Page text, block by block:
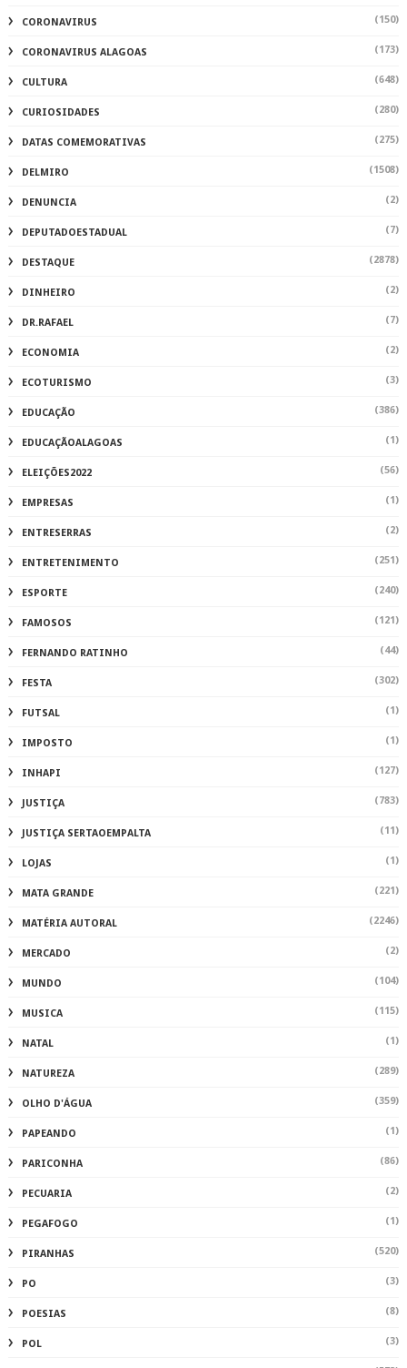
CORONAVIRUS (150)
CORONAVIRUS ALAGOAS (173)
CULTURA (648)
CURIOSIDADES (280)
DATAS COMEMORATIVAS (275)
DELMIRO (1508)
DENUNCIA (2)
DEPUTADOESTADUAL (7)
DESTAQUE (2878)
DINHEIRO (2)
DR.RAFAEL (7)
ECONOMIA (2)
ECOTURISMO (3)
EDUCAÇÃO (386)
EDUCAÇÃOALAGOAS (1)
ELEIÇÕES2022 (56)
EMPRESAS (1)
ENTRESERRAS (2)
ENTRETENIMENTO (251)
ESPORTE (240)
FAMOSOS (121)
FERNANDO RATINHO (44)
FESTA (302)
FUTSAL (1)
IMPOSTO (1)
INHAPI (127)
JUSTIÇA (783)
JUSTIÇA SERTAOEMPALTA (11)
LOJAS (1)
MATA GRANDE (221)
MATÉRIA AUTORAL (2246)
MERCADO (2)
MUNDO (104)
MUSICA (115)
NATAL (1)
NATUREZA (289)
OLHO D'ÁGUA (359)
PAPEANDO (1)
PARICONHA (86)
PECUARIA (2)
PEGAFOGO (1)
PIRANHAS (520)
PO (3)
POESIAS (8)
POL (3)